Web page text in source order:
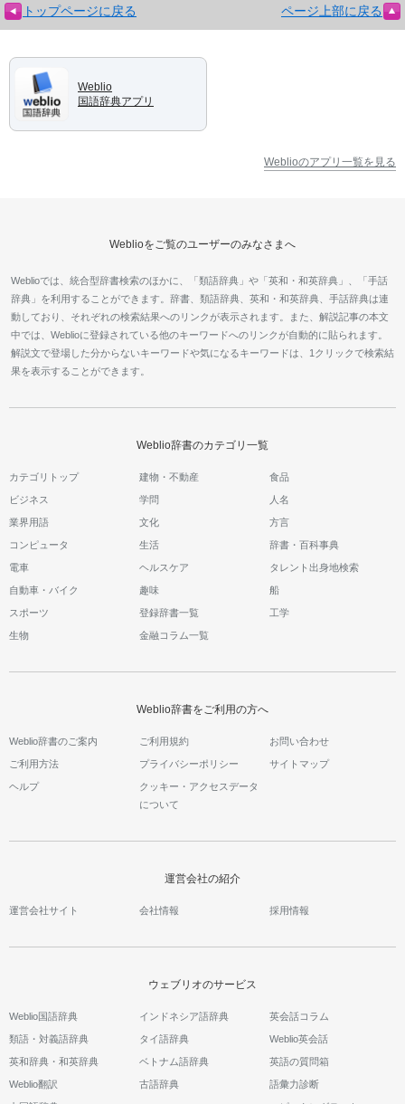
トップページに戻る ページ上部に戻る
Weblio
国語辞典アプリ
Weblioのアプリ一覧を見る
Weblioをご覧のユーザーのみなさまへ
Weblioでは、統合型辞書検索のほかに、「類語辞典」や「英和・和英辞典」、「手話
辞典」を利用することができます。辞書、類語辞典、英和・和英辞典、手話辞典は連
動しており、それぞれの検索結果へのリンクが表示されます。また、解説記事の本文
中では、Weblioに登録されている他のキーワードへのリンクが自動的に貼られます。
解説文で登場した分からないキーワードや気になるキーワードは、1クリックで検索結
果を表示することができます。
Weblio辞書のカテゴリ一覧
カテゴリトップ 建物・不動産 食品
ビジネス 学問 人名
業界用語 文化 方言
コンピュータ 生活 辞書・百科事典
電車 ヘルスケア タレント出身地検索
自動車・バイク 趣味 船
スポーツ 登録辞書一覧 工学
生物 金融コラム一覧
Weblio辞書をご利用の方へ
Weblio辞書のご案内 ご利用規約 お問い合わせ
ご利用方法 プライバシーポリシー サイトマップ
ヘルプ
クッキー・アクセスデータ
について
運営会社の紹介
運営会社サイト 会社情報 採用情報
ウェブリオのサービス
Weblio国語辞典
類語・対義語辞典
英和辞典・和英辞典
Weblio翻訳
インドネシア語辞典
タイ語辞典
ベトナム語辞典
古語辞典
英会話コラム
Weblio英会話
英語の質問箱
語彙力診断